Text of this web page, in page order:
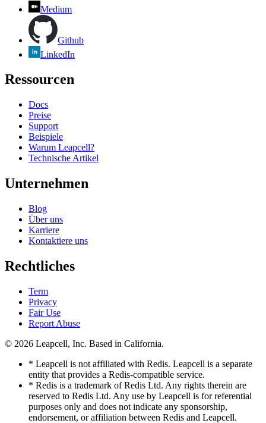
Medium
Github
LinkedIn
Ressourcen
Docs
Preise
Support
Beispiele
Warum Leapcell?
Technische Artikel
Unternehmen
Blog
Über uns
Karriere
Kontaktiere uns
Rechtliches
Term
Privacy
Fair Use
Report Abuse
© 2026 Leapcell, Inc. Based in California.
* Leapcell is not affiliated with Redis. Leapcell is a separate
entity that provides a Redis-compatible service.
* Redis is a trademark of Redis Ltd. Any rights therein are
reserved to Redis Ltd. Any use by Leapcell is for referential
purposes only and does not indicate any sponsorship,
endorsement, or affiliation between Redis and Leapcell.